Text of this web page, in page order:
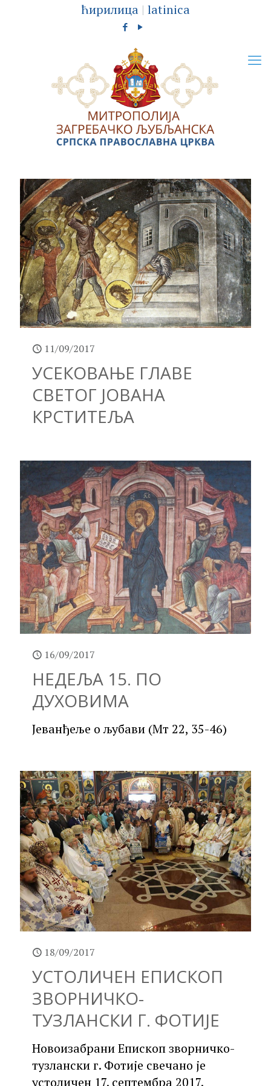
ћирилица | latinica
11/09/2017
УСЕКОВАЊЕ ГЛАВЕ
СВЕТОГ ЈОВАНА
КРСТИТЕЉА
16/09/2017
НЕДЕЉА 15. ПО
ДУХОВИМА
Јеванђеље о љубави (Мт 22, 35-46)
18/09/2017
УСТОЛИЧЕН ЕПИСКОП
ЗВОРНИЧКО-
ТУЗЛАНСКИ Г. ФОТИЈЕ
Новоизабрани Епископ зворничко-
тузлански г. Фотије свечано је
устоличен 17. септембра 2017.